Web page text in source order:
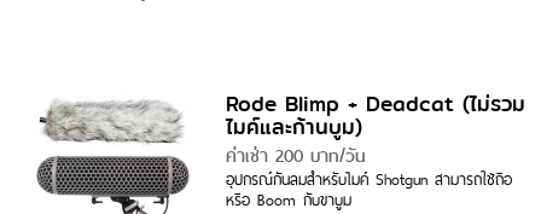
Rode Blimp + Deadcat (ไม่รวม
ไมค์และก้านบูม)
ค่าเช่า 200 บาท/วัน
อุปกรณ์กันลมสำหรับไมค์ Shotgun สามารถใช้ถือ
หรือ Boom กับขาบูม